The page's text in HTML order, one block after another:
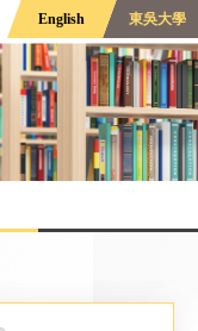
東吳大學
English